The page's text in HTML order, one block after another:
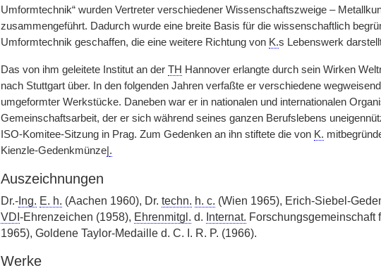
Umformtechnik“ wurden Vertreter verschiedener Wissenschaftszweige –
zusammengeführt. Dadurch wurde eine breite Basis für die wissenschaftlich
Umformtechnik geschaffen, die eine weitere Richtung von K.s Lebenswerk
Das von ihm geleitete Institut an der TH Hannover erlangte durch sein Wirken
nach Stuttgart über. In den folgenden Jahren verfaßte er verschiedene
umgeformter Werkstücke. Daneben war er in nationalen und internationalen
Gemeinschaftsarbeit, der er sich während seines ganzen Berufslebens
ISO-Komitee-Sitzung in Prag. Zum Gedenken an ihn stiftete die von K.
Kienzle-Gedenkmünze| .
Auszeichnungen
Dr.-Ing. E. h. (Aachen 1960), Dr. techn. h. c. (Wien 1965), Erich-Siebel-
VDI -Ehrenzeichen (1958), Ehrenmitgl. d. Internat. Forschungsgemeinschaft
1965), Goldene Taylor-Medaille d. C. I. R. P. (1966).
Werke